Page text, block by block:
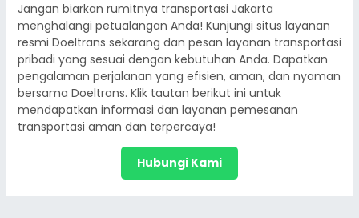
Jangan biarkan rumitnya transportasi Jakarta
menghalangi petualangan Anda! Kunjungi situs layanan
resmi Doeltrans sekarang dan pesan layanan transportasi
pribadi yang sesuai dengan kebutuhan Anda. Dapatkan
pengalaman perjalanan yang efisien, aman, dan nyaman
bersama Doeltrans. Klik tautan berikut ini untuk
mendapatkan informasi dan layanan pemesanan
transportasi aman dan terpercaya!
Hubungi Kami